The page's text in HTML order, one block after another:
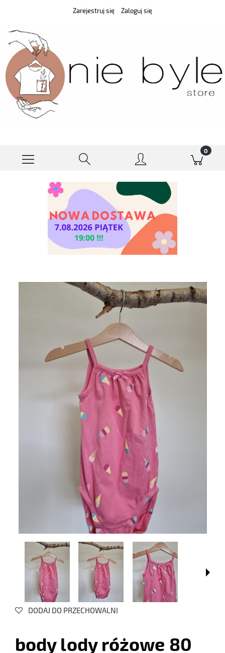
Zarejestruj się Zaloguj się
DODAJ DO PRZECHOWALNI
body lody różowe 80